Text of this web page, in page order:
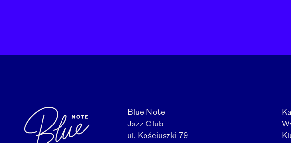
Blue Note
Jazz Club
ul. Kościuszki 79